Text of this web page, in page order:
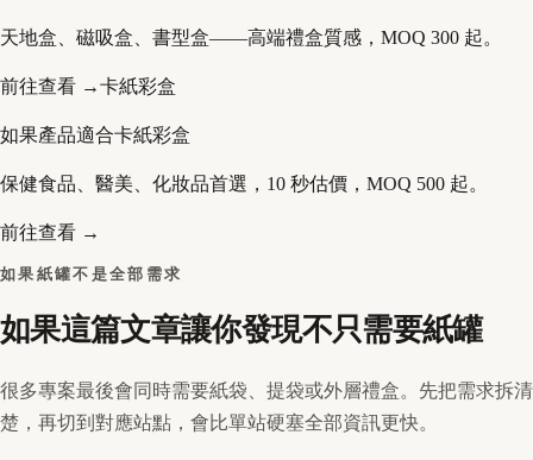
天地盒、磁吸盒、書型盒——高端禮盒質感，MOQ 300 起。
前往查看 →卡紙彩盒
如果產品適合卡紙彩盒
保健食品、醫美、化妝品首選，10 秒估價，MOQ 500 起。
前往查看 →
如果紙罐不是全部需求
如果這篇文章讓你發現不只需要紙罐
很多專案最後會同時需要紙袋、提袋或外層禮盒。先把需求拆清
楚，再切到對應站點，會比單站硬塞全部資訊更快。